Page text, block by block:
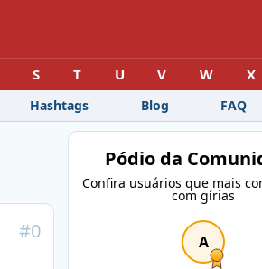
S T U V W X
Hashtags Blog FAQ
#0
Pódio da
Confira usuários que mais
com gírias
A